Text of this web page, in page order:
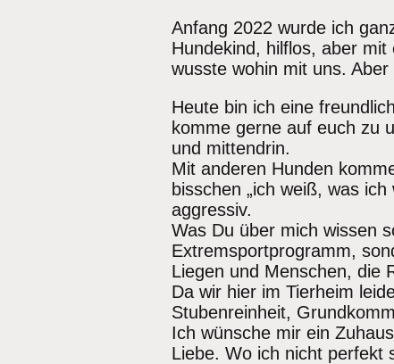
Anfang 2022 wurde ich
Hundekind, hilflos, aber
wusste wohin mit uns.
Heute bin ich eine
komme gerne auf euch zu
und mittendrin.
Mit anderen Hunden
bisschen „ich weiß, was
aggressiv.
Was Du über mich wissen
Extremsportprogramm,
Liegen und Menschen, die
Da wir hier im Tierheim
Stubenreinheit,
Ich wünsche mir ein
Liebe. Wo ich nicht perfekt